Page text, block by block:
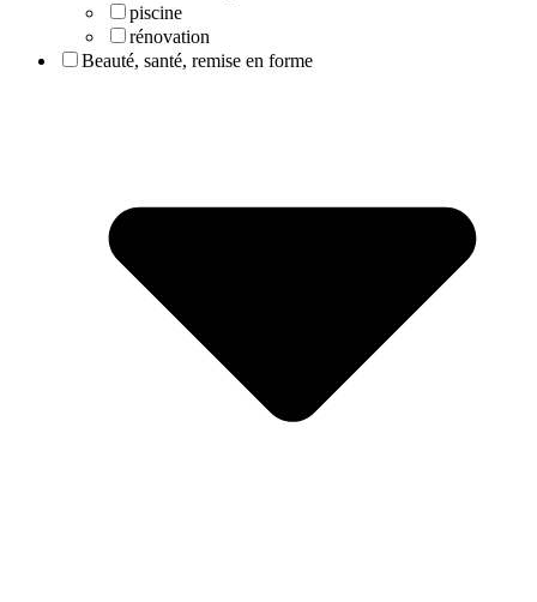
piscine
rénovation
Beauté, santé, remise en forme